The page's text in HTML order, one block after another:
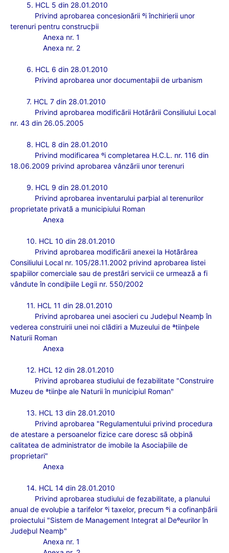
5. HCL 5 din 28.01.2010
Privind aprobarea concesionãrii ºi închirierii unor
terenuri pentru construcþii
Anexa nr. 1
Anexa nr. 2
6. HCL 6 din 28.01.2010
Privind aprobarea unor documentaþii de urbanism
7. HCL 7 din 28.01.2010
Privind aprobarea modificãrii Hotãrârii Consiliului Local
nr. 43 din 26.05.2005
8. HCL 8 din 28.01.2010
Privind modificarea ºi completarea H.C.L. nr. 116 din
18.06.2009 privind aprobarea vânzãrii unor terenuri
9. HCL 9 din 28.01.2010
Privind aprobarea inventarului parþial al terenurilor
proprietate privatã a municipiului Roman
Anexa
10. HCL 10 din 28.01.2010
Privind aprobarea modificãrii anexei la Hotãrârea
Consiliului Local nr. 105/28.11.2002 privind aprobarea listei
spaþiilor comerciale sau de prestãri servicii ce urmeazã a fi
vândute în condiþiile Legii nr. 550/2002
11. HCL 11 din 28.01.2010
Privind aprobarea unei asocieri cu Judeþul Neamþ în
vederea construirii unei noi clãdiri a Muzeului de ªtiinþele
Naturii Roman
Anexa
12. HCL 12 din 28.01.2010
Privind aprobarea studiului de fezabilitate "Construire
Muzeu de ªtiinþe ale Naturii în municipiul Roman"
13. HCL 13 din 28.01.2010
Privind aprobarea "Regulamentului privind procedura
de atestare a persoanelor fizice care doresc sã obþinã
calitatea de administrator de imobile la Asociaþiile de
proprietari"
Anexa
14. HCL 14 din 28.01.2010
Privind aprobarea studiului de fezabilitate, a planului
anual de evoluþie a tarifelor ºi taxelor, precum ºi a cofinanþãrii
proiectului "Sistem de Management Integrat al Deºeurilor în
Judeþul Neamþ"
Anexa nr. 1